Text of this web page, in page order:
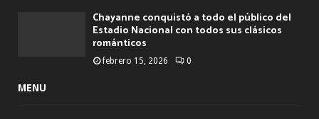
Chayanne conquistó a todo el público del
Estadio Nacional con todos sus clásicos
románticos
febrero 15, 2026 0
MENU